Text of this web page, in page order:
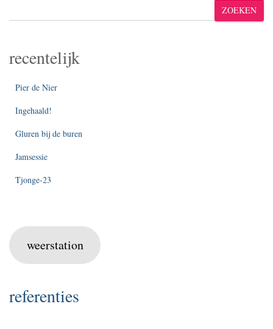
ZOEKEN
recentelijk
Pier de Nier
Ingehaald!
Gluren bij de buren
Jamsessie
Tjonge-23
weerstation
referenties